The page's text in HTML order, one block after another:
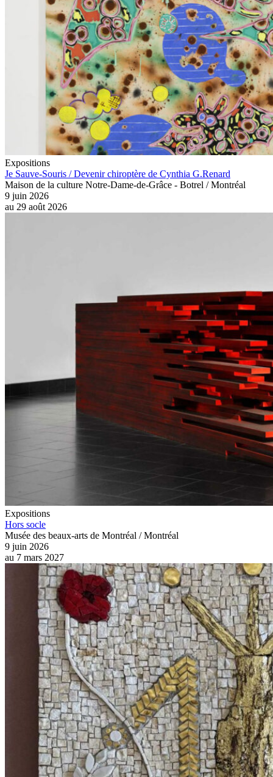
Expositions
Je Sauve-Souris / Devenir chiroptère de Cynthia G.Renard
Maison de la culture Notre-Dame-de-Grâce - Botrel / Montréal
9 juin 2026
au 29 août 2026
Expositions
Hors socle
Musée des beaux-arts de Montréal / Montréal
9 juin 2026
au 7 mars 2027